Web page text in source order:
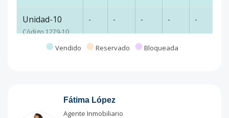
Unidad-10
Código1279-10
- - - - -
-12
Vendido Reservado Bloqueada
Fátima López
Agente Inmobiliario